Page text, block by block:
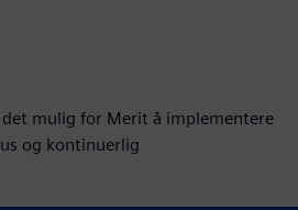
mulig for Merit å implementere
og kontinuerlig